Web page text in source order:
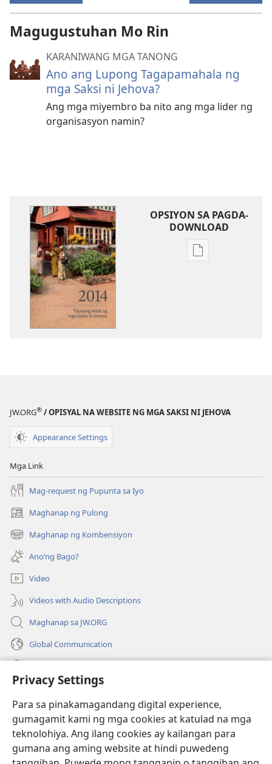
Privacy Settings
Para sa pinakamagandang digital experience,
gumagamit kami ng mga cookies at katulad na mga
teknolohiya. Ang ilang cookies ay kailangan para
gumana ang aming website at hindi puwedeng
Magugustuhan Mo Rin
KARANIWANG MGA TANONG
Ano ang Lupong Tagapamahala ng
mga Saksi ni Jehova?
Ang mga miyembro ba nito ang mga lider ng
organisasyon namin?
OPSIYON SA PAGDA-
DOWNLOAD
Opsiyon
Saksi
JW.ORG® / OPISYAL NA WEBSITE NG MGA SAKSI NI JEHOVA
Appearance Settings
Mga Link
Mag-request ng Pupunta sa Iyo
Maghanap ng Pulong
(may
bubukas
na
bagong
window)
Maghanap ng Kombensiyon
(may
bubukas
na
bagong
window)
Ano’ng Bago?
Video
Videos with Audio Descriptions
Maghanap sa JW.ORG
Global Communication
(may
na
bagong
window)
Watchtower ONLINE LIBRARY™
(may
bubukas
na
JW Hub ®